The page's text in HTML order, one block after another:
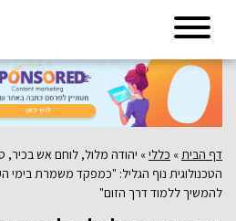
דף הבית » כללי» יהודה מלול, לוחם אש
הטכנולוגית נוף הגליל: "כמפקד משמרת בימי
להמשיך ללמוד דרך הזום"